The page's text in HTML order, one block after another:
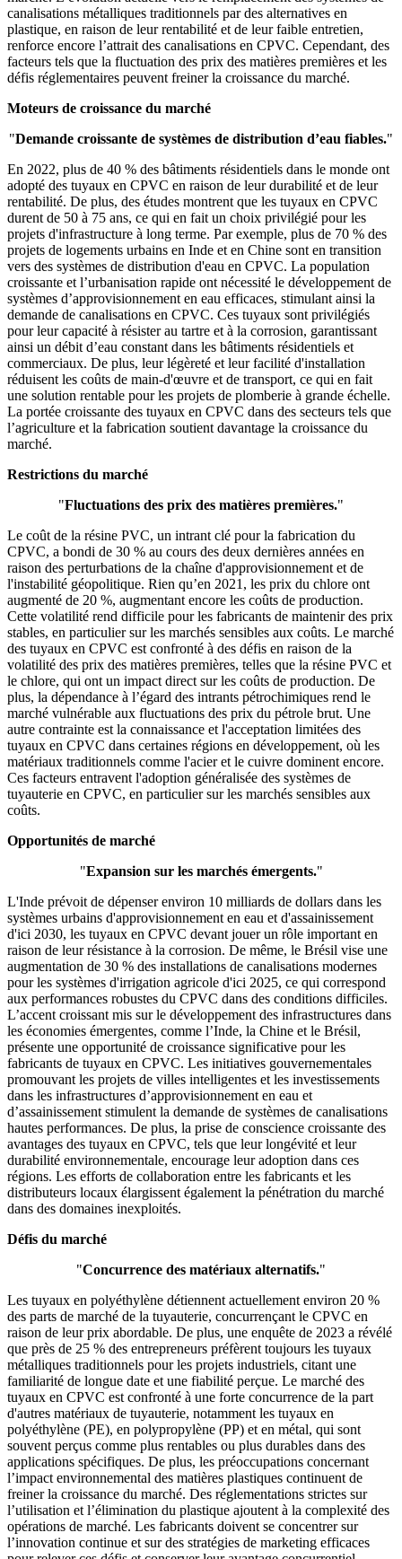
canalisations métalliques traditionnels par des alternatives en
plastique, en raison de leur rentabilité et de leur faible entretien,
renforce encore l’attrait des canalisations en CPVC. Cependant, des
facteurs tels que la fluctuation des prix des matières premières et les
défis réglementaires peuvent freiner la croissance du marché.
Moteurs de croissance du marché
"Demande croissante de systèmes de distribution d’eau fiables."
En 2022, plus de 40 % des bâtiments résidentiels dans le monde ont
adopté des tuyaux en CPVC en raison de leur durabilité et de leur
rentabilité. De plus, des études montrent que les tuyaux en CPVC
durent de 50 à 75 ans, ce qui en fait un choix privilégié pour les
projets d'infrastructure à long terme. Par exemple, plus de 70 % des
projets de logements urbains en Inde et en Chine sont en transition
vers des systèmes de distribution d'eau en CPVC. La population
croissante et l’urbanisation rapide ont nécessité le développement de
systèmes d’approvisionnement en eau efficaces, stimulant ainsi la
demande de canalisations en CPVC. Ces tuyaux sont privilégiés
pour leur capacité à résister au tartre et à la corrosion, garantissant
ainsi un débit d’eau constant dans les bâtiments résidentiels et
commerciaux. De plus, leur légèreté et leur facilité d'installation
réduisent les coûts de main-d'œuvre et de transport, ce qui en fait
une solution rentable pour les projets de plomberie à grande échelle.
La portée croissante des tuyaux en CPVC dans des secteurs tels que
l’agriculture et la fabrication soutient davantage la croissance du
marché.
Restrictions du marché
"Fluctuations des prix des matières premières."
Le coût de la résine PVC, un intrant clé pour la fabrication du
CPVC, a bondi de 30 % au cours des deux dernières années en
raison des perturbations de la chaîne d'approvisionnement et de
l'instabilité géopolitique. Rien qu’en 2021, les prix du chlore ont
augmenté de 20 %, augmentant encore les coûts de production.
Cette volatilité rend difficile pour les fabricants de maintenir des prix
stables, en particulier sur les marchés sensibles aux coûts. Le marché
des tuyaux en CPVC est confronté à des défis en raison de la
volatilité des prix des matières premières, telles que la résine PVC et
le chlore, qui ont un impact direct sur les coûts de production. De
plus, la dépendance à l’égard des intrants pétrochimiques rend le
marché vulnérable aux fluctuations des prix du pétrole brut. Une
autre contrainte est la connaissance et l'acceptation limitées des
tuyaux en CPVC dans certaines régions en développement, où les
matériaux traditionnels comme l'acier et le cuivre dominent encore.
Ces facteurs entravent l'adoption généralisée des systèmes de
tuyauterie en CPVC, en particulier sur les marchés sensibles aux
coûts.
Opportunités de marché
"Expansion sur les marchés émergents."
L'Inde prévoit de dépenser environ 10 milliards de dollars dans les
systèmes urbains d'approvisionnement en eau et d'assainissement
d'ici 2030, les tuyaux en CPVC devant jouer un rôle important en
raison de leur résistance à la corrosion. De même, le Brésil vise une
augmentation de 30 % des installations de canalisations modernes
pour les systèmes d'irrigation agricole d'ici 2025, ce qui correspond
aux performances robustes du CPVC dans des conditions difficiles.
L’accent croissant mis sur le développement des infrastructures dans
les économies émergentes, comme l’Inde, la Chine et le Brésil,
présente une opportunité de croissance significative pour les
fabricants de tuyaux en CPVC. Les initiatives gouvernementales
promouvant les projets de villes intelligentes et les investissements
dans les infrastructures d’approvisionnement en eau et
d’assainissement stimulent la demande de systèmes de canalisations
hautes performances. De plus, la prise de conscience croissante des
avantages des tuyaux en CPVC, tels que leur longévité et leur
durabilité environnementale, encourage leur adoption dans ces
régions. Les efforts de collaboration entre les fabricants et les
distributeurs locaux élargissent également la pénétration du marché
dans des domaines inexploités.
Défis du marché
"Concurrence des matériaux alternatifs."
Les tuyaux en polyéthylène détiennent actuellement environ 20 %
des parts de marché de la tuyauterie, concurrençant le CPVC en
raison de leur prix abordable. De plus, une enquête de 2023 a révélé
que près de 25 % des entrepreneurs préfèrent toujours les tuyaux
métalliques traditionnels pour les projets industriels, citant une
familiarité de longue date et une fiabilité perçue. Le marché des
tuyaux en CPVC est confronté à une forte concurrence de la part
d'autres matériaux de tuyauterie, notamment les tuyaux en
polyéthylène (PE), en polypropylène (PP) et en métal, qui sont
souvent perçus comme plus rentables ou plus durables dans des
applications spécifiques. De plus, les préoccupations concernant
l’impact environnemental des matières plastiques continuent de
freiner la croissance du marché. Des réglementations strictes sur
l’utilisation et l’élimination du plastique ajoutent à la complexité des
opérations de marché. Les fabricants doivent se concentrer sur
l’innovation continue et sur des stratégies de marketing efficaces